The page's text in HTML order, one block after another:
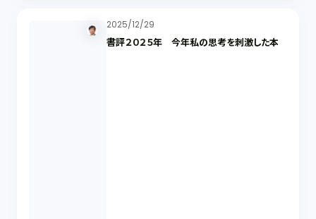
2025/12/29
書評２０２５年 今年私の思考を刺激した本